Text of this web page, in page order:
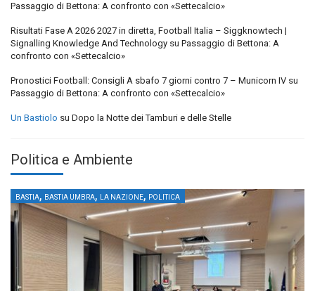
Passaggio di Bettona: A confronto con «Settecalcio»
Risultati Fase A 2026 2027 in diretta, Football Italia – Siggknowtech |
Signalling Knowledge And Technology su Passaggio di Bettona: A
confronto con «Settecalcio»
Pronostici Football: Consigli A sbafo 7 giorni contro 7 – Municorn IV su
Passaggio di Bettona: A confronto con «Settecalcio»
Un Bastiolo su Dopo la Notte dei Tamburi e delle Stelle
Politica e Ambiente
BASTIA, BASTIA UMBRA, LA NAZIONE, POLITICA